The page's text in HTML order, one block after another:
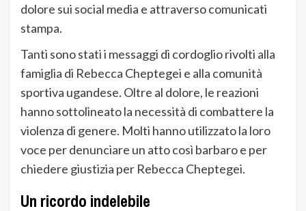
dolore sui social media e attraverso comunicati
stampa.
Tanti sono stati i messaggi di cordoglio rivolti alla
famiglia di Rebecca Cheptegei e alla comunità
sportiva ugandese. Oltre al dolore, le reazioni
hanno sottolineato la necessità di combattere la
violenza di genere. Molti hanno utilizzato la loro
voce per denunciare un atto così barbaro e per
chiedere giustizia per Rebecca Cheptegei.
Un ricordo indelebile